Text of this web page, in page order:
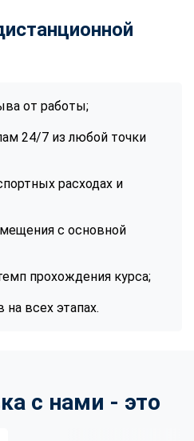
от работы;
24/7 из любой точки
расходах и
с основной
прохождения курса;
всех этапах.
с нами - это